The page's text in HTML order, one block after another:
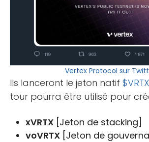
Vertex Protocol sur
Ils lanceront le jeton natif $VRTX
tour pourra être utilisé pour
xVRTX [Jeton de stacking]
voVRTX [Jeton de